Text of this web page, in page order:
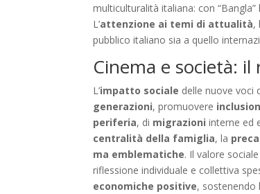
multiculturalità italiana: con
L’attenzione ai temi di attualità,
pubblico italiano sia a quello
Cinema e società:
L’impatto sociale delle nuove voci
generazioni, promuovere
periferia, di migrazioni interne ed
centralità della famiglia, la
ma emblematiche. Il valore
riflessione individuale e collettiva
economiche positive, sostenendo